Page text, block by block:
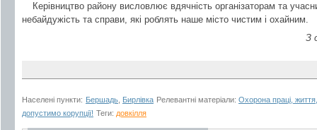
Керівництво району висловлює вдячність організаторам та
небайдужість та справи, які роблять наше місто чистим і охайним.
З
Населені пункти: Бершадь Бирлівка Релевантні матеріали: Охорона праці,
допустимо корупції! Теги: довкілля